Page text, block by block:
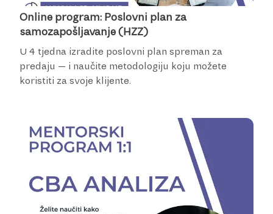
Online program: Poslovni plan za
samozapošljavanje (HZZ)
U 4 tjedna izradite poslovni plan spreman za
predaju — i naučite metodologiju koju možete
koristiti za svoje klijente.